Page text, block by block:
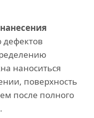
наноситься
поверхность
после полного